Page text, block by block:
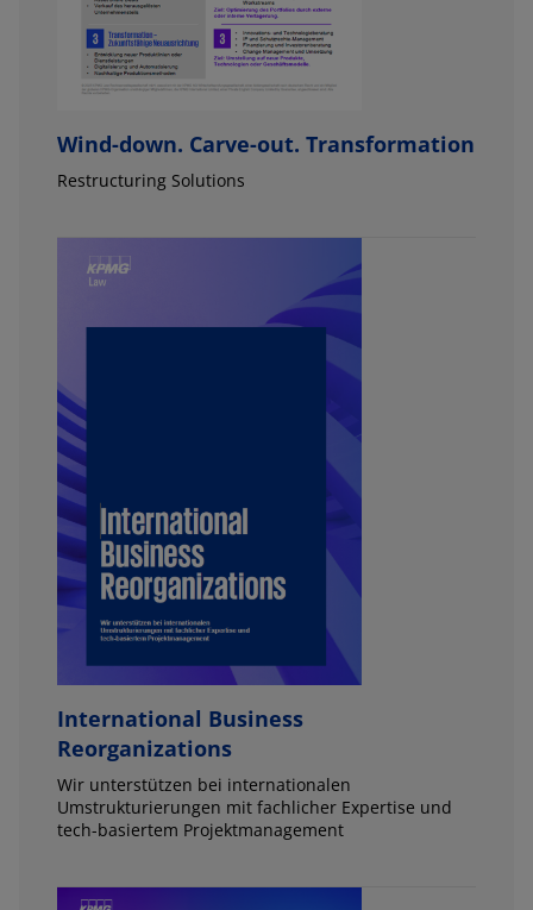
Wind-down. Carve-out. Transformation
Restructuring Solutions
International Business
Reorganizations
Wir unterstützen bei internationalen
Umstrukturierungen mit fachlicher Expertise und
tech-basiertem Projektmanagement